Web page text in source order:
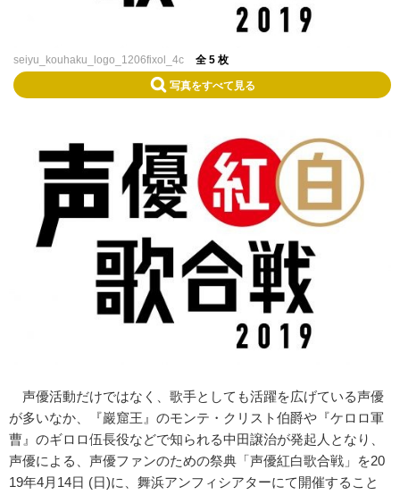
seiyu_kouhaku_logo_1206fixol_4c 全 5 枚
写真をすべて見る
声優活動だけではなく、歌手としても活躍を広げている声優
が多いなか、『巖窟王』のモンテ・クリスト伯爵や『ケロロ軍
曹』のギロロ伍長役などで知られる中田譲治が発起人となり、
声優による、声優ファンのための祭典「声優紅白歌合戦」を20
19年4月14日 (日)に、舞浜アンフィシアターにて開催すること